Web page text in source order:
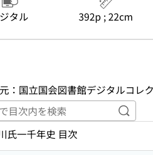
タル 392p ; 22cm
：国立国会図書館デジタルコレ
キー
氏一千年史 目次